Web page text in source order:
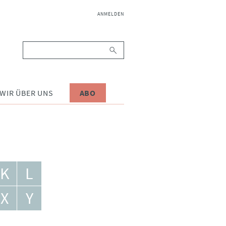
NAVIGATION
ANMELDEN
WIR ÜBER UNS ABO
K
L
X
Y